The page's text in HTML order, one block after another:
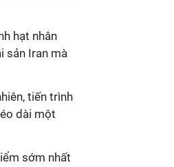
hạt nhân
sản Iran mà
tiến trình
dài một
sớm nhất